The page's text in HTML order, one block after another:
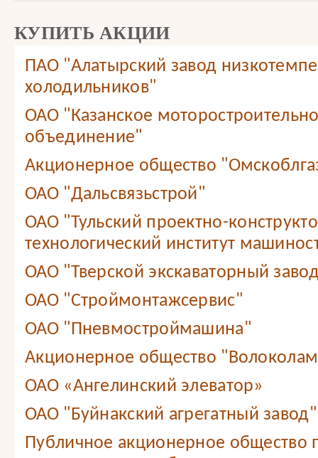
КУПИТЬ АКЦИИ
ПАО "Алатырский завод
холодильников"
ОАО "Казанское
объединение"
Акционерное общество
ОАО "Дальсвязьстрой"
ОАО "Тульский проектно-
технологический институт
ОАО "Тверской экскаваторный
ОАО "Строймонтажсервис"
ОАО "Пневмостроймашина"
Акционерное общество
ОАО «Ангелинский элеватор»
ОАО "Буйнакский агрегатный завод"
Публичное акционерное общество